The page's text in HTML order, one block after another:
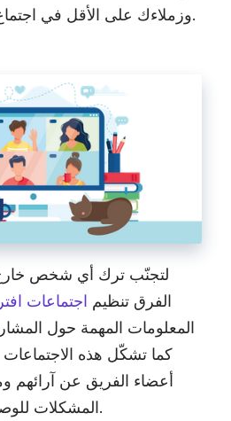
وزملاءك على الأقل في اجتماع افتراضي واحد مبكر.
لتجنّب ترك أي شخص خارج
الفرق تنظيم اجتماعات
المعلومات المهمة حول
كما تشكّل هذه الاجتماعات
أعضاء الفريق عن آرائهم
المشكلات للوصول إلى حلول واضحة.